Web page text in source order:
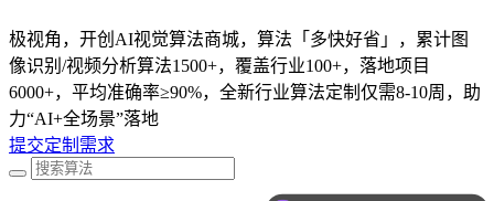
极视角，开创AI视觉算法商城，算法「多快好省」，累计图
像识别/视频分析算法1500+，覆盖行业100+，落地项目
6000+，平均准确率≥90%，全新行业算法定制仅需8-10周，助
力“AI+全场景”落地
提交定制需求